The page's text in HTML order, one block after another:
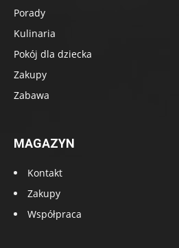
Porady
Kulinaria
Pokój dla dziecka
Zakupy
Zabawa
MAGAZYN
Kontakt
Zakupy
Współpraca